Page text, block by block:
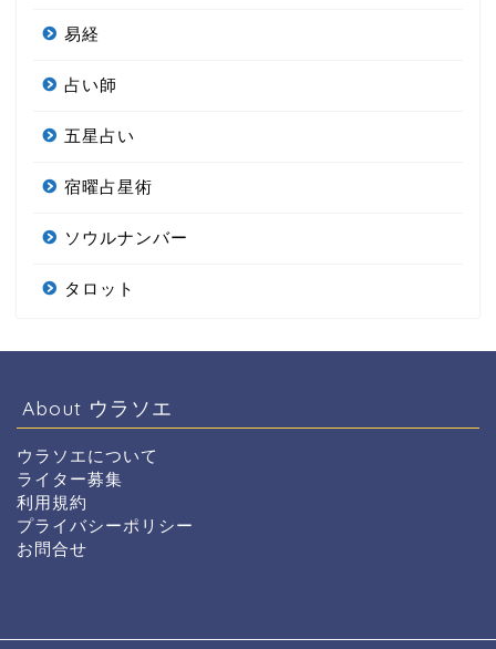
易経
占い師
五星占い
宿曜占星術
ソウルナンバー
タロット
About ウラソエ
ウラソエについて
ライター募集
利用規約
プライバシーポリシー
お問合せ